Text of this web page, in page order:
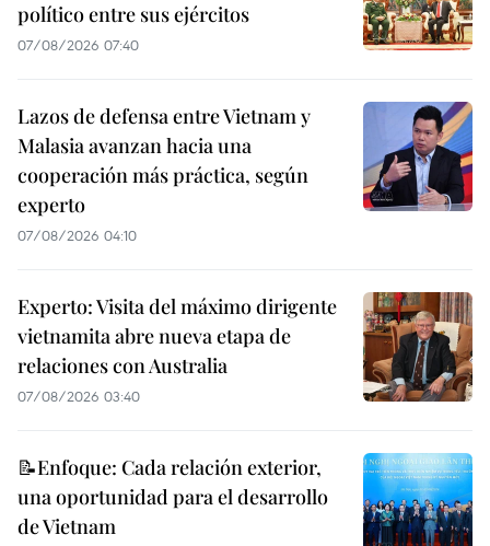
político entre sus ejércitos
07/08/2026 07:40
Lazos de defensa entre Vietnam y
Malasia avanzan hacia una
cooperación más práctica, según
experto
07/08/2026 04:10
Experto: Visita del máximo dirigente
vietnamita abre nueva etapa de
relaciones con Australia
07/08/2026 03:40
📝Enfoque: Cada relación exterior,
una oportunidad para el desarrollo
de Vietnam